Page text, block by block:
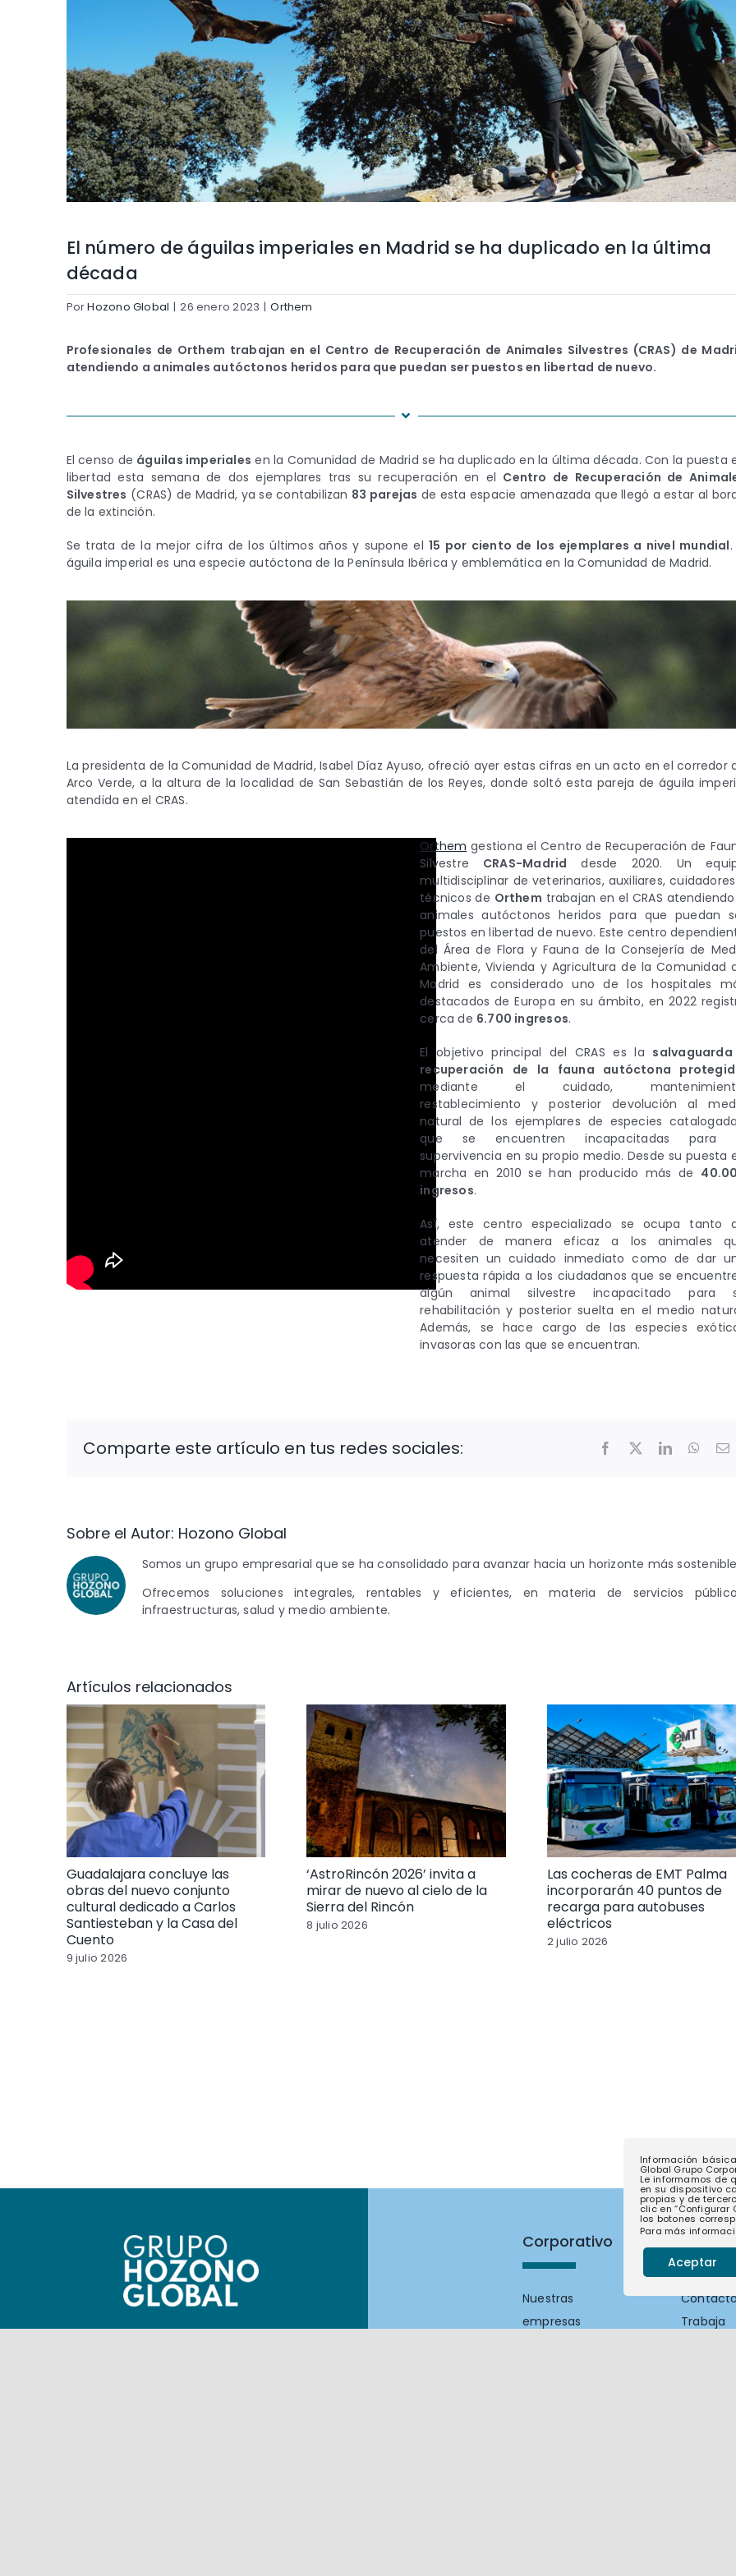
El número de águilas imperiales en Madrid se ha duplicado en la última
década
PorHozono Global | 26 enero 2023 | Orthem
Profesionales de Orthem trabajan en el Centro de Recuperación de Animales Silvestres (CRAS) de
atendiendo a animales autóctonos heridos para que puedan ser puestos en libertad de nuevo.
El censo de águilas imperiales en la Comunidad de Madrid se ha duplicado en la última década. Con la puesta
libertad esta semana de dos ejemplares tras su recuperación en el Centro de Recuperación de
Silvestres (CRAS) de Madrid, ya se contabilizan 83 parejas de esta espacie amenazada que llegó a estar al
de la extinción.
Se trata de la mejor cifra de los últimos años y supone el15 por ciento de los ejemplares a nivel mundial
águila imperial es una especie autóctona de la Península Ibérica y emblemática en la Comunidad de Madrid.
La presidenta de la Comunidad de Madrid, Isabel Díaz Ayuso, ofreció ayer estas cifras en un acto en el corredor
Arco Verde, a la altura de la localidad de San Sebastián de los Reyes, donde soltó esta pareja de águila
atendida en el CRAS.
Orthem gestiona el Centro de Recuperación de
Silvestre CRAS-Madrid desde 2020. Un
multidisciplinar de veterinarios, auxiliares,
técnicos de Orthem trabajan en el CRAS
animales autóctonos heridos para que puedan
puestos en libertad de nuevo. Este centro
del Área de Flora y Fauna de la Consejería de
Ambiente, Vivienda y Agricultura de la Comunidad
Madrid es considerado uno de los hospitales
destacados de Europa en su ámbito, en 2022
cerca de 6.700 ingresos.
El objetivo principal del CRAS es la
recuperación de la fauna autóctona
mediante el cuidado,
restablecimiento y posterior devolución al
natural de los ejemplares de especies
que se encuentren incapacitadas para
supervivencia en su propio medio. Desde su puesta
marcha en 2010 se han producido más de
ingresos.
Así, este centro especializado se ocupa tanto
atender de manera eficaz a los animales
necesiten un cuidado inmediato como de dar
respuesta rápida a los ciudadanos que se
algún animal silvestre incapacitado para
rehabilitación y posterior suelta en el medio
Además, se hace cargo de las especies
invasoras con las que se encuentran.
Comparte este artículo en tus redes sociales: Facebook
X LinkedIn
Sobre el Autor: Hozono Global
Somos un grupo empresarial que se ha consolidado para avanzar hacia un horizonte más
Ofrecemos soluciones integrales, rentables y eficientes, en materia de servicios
infraestructuras, salud y medio ambiente.
Artículos relacionados
Guadalajara concluye las
obras del nuevo conjunto
cultural dedicado a Carlos
Santiesteban y la Casa del
Cuento
9 julio 2026
‘AstroRincón 2026’ invita a
mirar de nuevo al cielo de la
Sierra del Rincón
8 julio 2026
Las cocheras de EMT Palma
incorporarán 40 puntos de
recarga para autobuses
eléctricos
2 julio 2026
Corporativo
Nuestras
empresas
Trabaja
Información
Global Grupo
Le informamos de
en su dispositivo
propias y de
clic en “Configurar
los botones
Para más
Aceptar